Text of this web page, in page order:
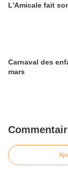
L'Amicale fait
Carnaval des
mars